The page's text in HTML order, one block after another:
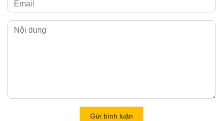
Gửi bình luận